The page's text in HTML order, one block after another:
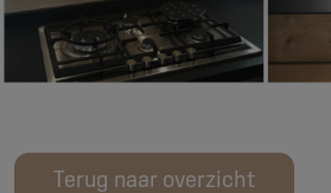
Terug naar overzicht